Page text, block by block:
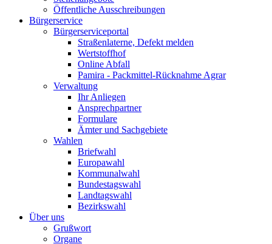
Öffentliche Ausschreibungen
Bürgerservice
Bürgerserviceportal
Straßenlaterne, Defekt melden
Wertstoffhof
Online Abfall
Pamira - Packmittel-Rücknahme Agrar
Verwaltung
Ihr Anliegen
Ansprechpartner
Formulare
Ämter und Sachgebiete
Wahlen
Briefwahl
Europawahl
Kommunalwahl
Bundestagswahl
Landtagswahl
Bezirkswahl
Über uns
Grußwort
Organe